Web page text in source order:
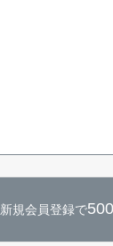
新規会員登録で500